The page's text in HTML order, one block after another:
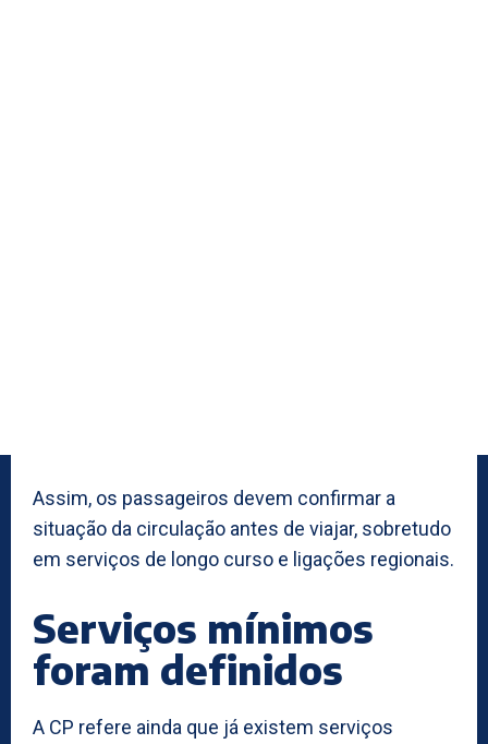
Assim, os passageiros devem confirmar a
situação da circulação antes de viajar, sobretudo
em serviços de longo curso e ligações regionais.
Serviços mínimos
foram definidos
A CP refere ainda que já existem serviços